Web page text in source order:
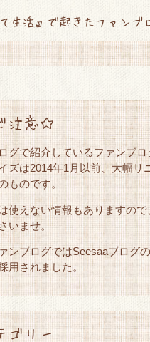
生活』で起きたファンブ
注意☆
グで紹介しているファンブロ
ズは2014年1月以前、大幅リ
ものです。
使えない情報もありますので
いませ。
ンブログではSeesaaブログ
用されました。
ゴリー